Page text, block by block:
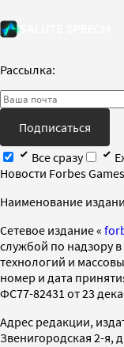
Рассылка:
Подписаться
Все сразу
Новости Forbes Games
Наименование
Cетевое издание «
службой по надзору
технологий и
номер и дата
ФС77-82431 от 23
Адрес редакции,
Звенигородская 2-я,